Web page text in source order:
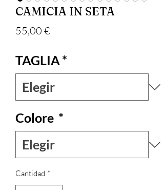
CAMICIA IN SETA
55,00 €
TAGLIA*
Colore *
Cantidad *